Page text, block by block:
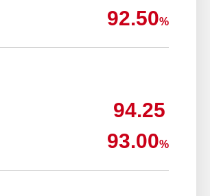
92.50%
94.25
93.00%